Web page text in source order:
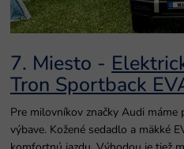
7. Miesto -
Tron Sportback
Pre milovníkov značky Audi máme
výbave. Kožené sedadlo a mäkké